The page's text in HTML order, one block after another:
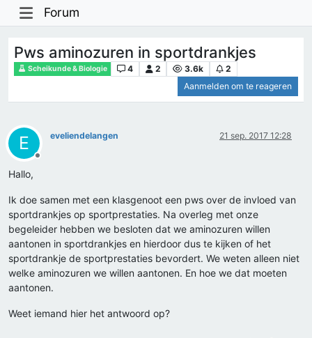
Forum
Pws aminozuren in sportdrankjes
Scheikunde & Biologie 4 2 3.6k
2
Aanmelden om te reageren
E
Offline
eveliendelangen 21 sep. 2017 12:28
Hallo,
Ik doe samen met een klasgenoot een pws over de invloed van
sportdrankjes op sportprestaties. Na overleg met onze
begeleider hebben we besloten dat we aminozuren willen
aantonen in sportdrankjes en hierdoor dus te kijken of het
sportdrankje de sportprestaties bevordert. We weten alleen niet
welke aminozuren we willen aantonen. En hoe we dat moeten
aantonen.
Weet iemand hier het antwoord op?